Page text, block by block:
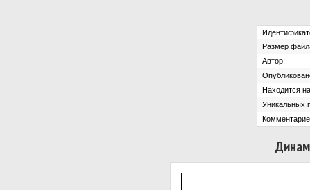
Размер
Автор:
Находится
Уникальных